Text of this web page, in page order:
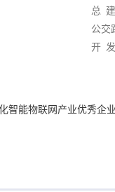
总
公交
开
能物联网产业优秀企